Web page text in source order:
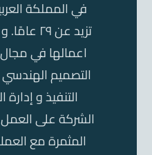
في المملكة
تزيد عن
اعمالها في
التصميم
التنفيذ و
الشركة على
المثمرة مع